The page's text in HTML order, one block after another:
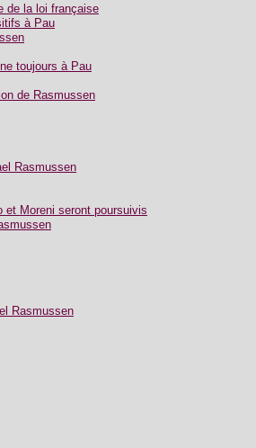
de la loi française
à Pau
toujours à Pau
de Rasmussen
Rasmussen
et Moreni seront poursuivis
Rasmussen